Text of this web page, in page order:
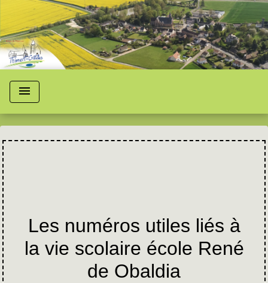
menu
Les numéros utiles liés à
la vie scolaire école René
de Obaldia